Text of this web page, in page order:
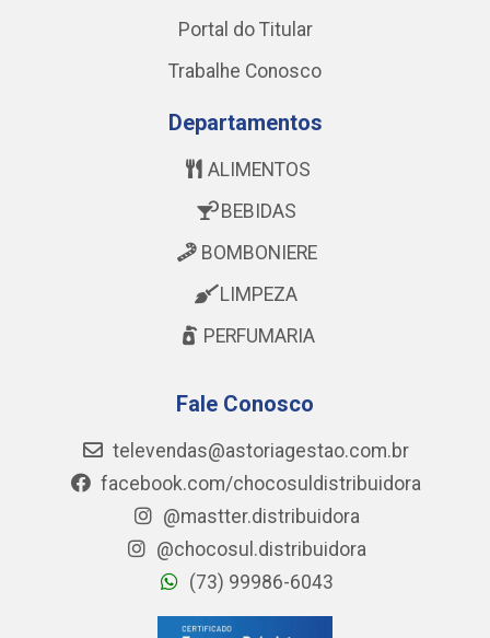
Portal do Titular
Trabalhe Conosco
Departamentos
ALIMENTOS
BEBIDAS
BOMBONIERE
LIMPEZA
PERFUMARIA
Fale Conosco
televendas@astoriagestao.com.br
facebook.com/chocosuldistribuidora
@mastter.distribuidora
@chocosul.distribuidora
(73) 99986-6043